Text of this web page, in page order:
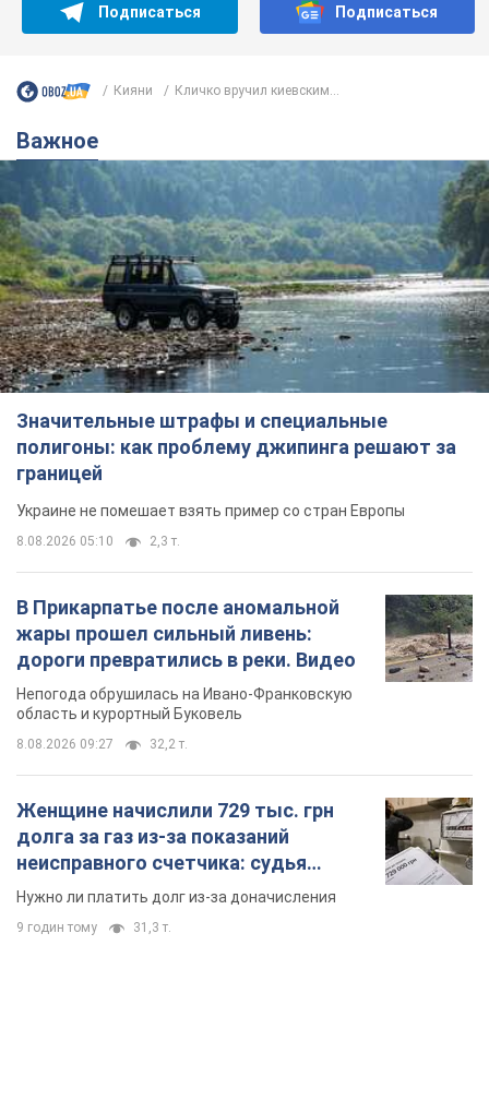
Подписаться Подписаться
Кияни Кличко вручил киевским...
Важное
Значительные штрафы и специальные
полигоны: как проблему джипинга решают за
границей
Украине не помешает взять пример со стран Европы
8.08.2026 05:10 2,3 т.
В Прикарпатье после аномальной
жары прошел сильный ливень:
дороги превратились в реки. Видео
Непогода обрушилась на Ивано-Франковскую
область и курортный Буковель
8.08.2026 09:27 32,2 т.
Женщине начислили 729 тыс. грн
долга за газ из-за показаний
неисправного счетчика: судья
вынес неожиданное решение
Нужно ли платить долг из-за доначисления
9 годин тому 31,3 т.